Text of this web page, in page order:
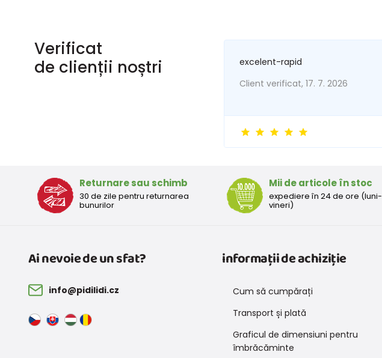
Verificat
de clienții noștri
excelent-rapid
Client verificat, 17. 7. 2026
Returnare sau schimb
30 de zile pentru returnarea
bunurilor
Mii de articole în stoc
expediere în 24 de ore (luni-
vineri)
Ai nevoie de un sfat?
info@pidilidi.cz
informații de achiziție
Cum să cumpărați
Transport și plată
Graficul de dimensiuni pentru
îmbrăcăminte